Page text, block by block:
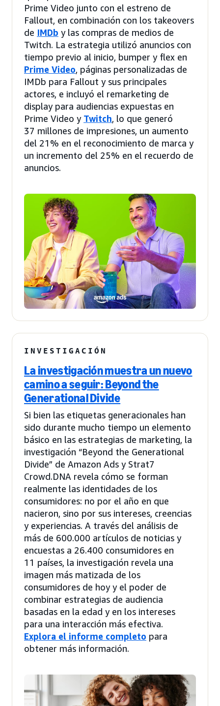
Prime Video junto con el estreno de
Fallout, en combinación con los takeovers
de IMDb y las compras de medios de
Twitch. La estrategia utilizó anuncios con
tiempo previo al inicio, bumper y flex en
Prime Video, páginas personalizadas de
IMDb para Fallout y sus principales
actores, e incluyó el remarketing de
display para audiencias expuestas en
Prime Video y Twitch, lo que generó
37 millones de impresiones, un aumento
del 21% en el reconocimiento de marca y
un incremento del 25% en el recuerdo de
anuncios.
INVESTIGACIÓN
La investigación muestra un nuevo
camino a seguir: Beyond the
Generational Divide
Si bien las etiquetas generacionales han
sido durante mucho tiempo un elemento
básico en las estrategias de marketing, la
investigación “Beyond the Generational
Divide” de Amazon Ads y Strat7
Crowd.DNA revela cómo se forman
realmente las identidades de los
consumidores: no por el año en que
nacieron, sino por sus intereses, creencias
y experiencias. A través del análisis de
más de 600.000 artículos de noticias y
encuestas a 26.400 consumidores en
11 países, la investigación revela una
imagen más matizada de los
consumidores de hoy y el poder de
combinar estrategias de audiencia
basadas en la edad y en los intereses
para una interacción más efectiva.
Explora el informe completo para
obtener más información.